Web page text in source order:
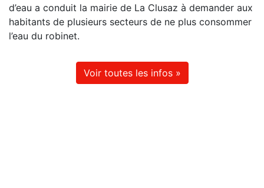
d’eau a conduit la mairie de La Clusaz à demander aux
habitants de plusieurs secteurs de ne plus consommer
l’eau du robinet.
Voir toutes les infos »